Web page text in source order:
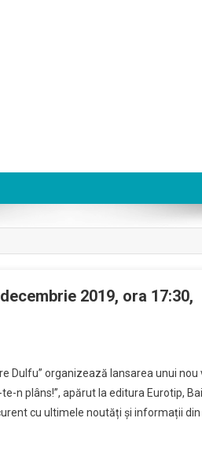
2019, ora 17:30,
Dulfu” organizează lansarea unui nou
n plâns!”, apărut la editura Eurotip,
cu ultimele noutăți și informații din